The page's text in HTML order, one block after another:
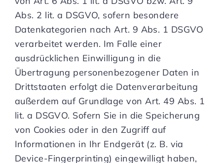
Abs. 2 lit. a DSGVO, sofern besondere
Datenkategorien nach Art. 9 Abs. 1 DSGVO
verarbeitet werden. Im Falle einer
ausdrücklichen Einwilligung in die
Übertragung personenbezogener Daten in
Drittstaaten erfolgt die Datenverarbeitung
außerdem auf Grundlage von Art. 49 Abs. 1
lit. a DSGVO. Sofern Sie in die Speicherung
von Cookies oder in den Zugriff auf
Informationen in Ihr Endgerät (z. B. via
Device-Fingerprinting) eingewilligt haben,